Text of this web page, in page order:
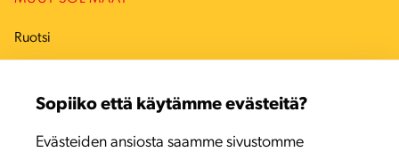
Sopiiko että käytämme evästeitä?
Evästeiden ansiosta saamme sivustomme
Ruotsi
Viro
Latvia